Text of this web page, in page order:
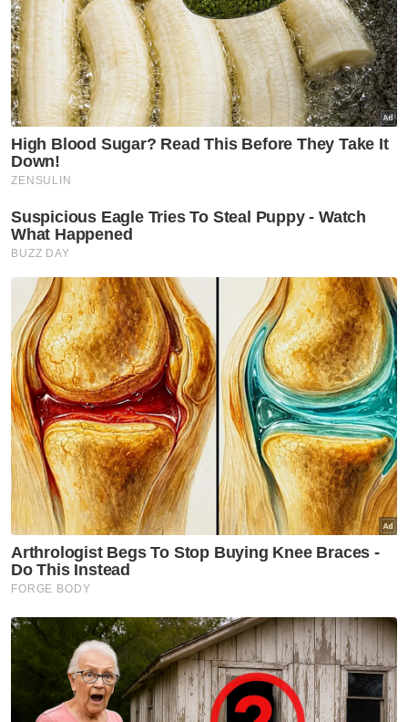
Dibelasah
Australia
Mohamed Salah sertai
Trabzonspor, terima €17 juta
semusim
Sukan
Jasa Darshan diiktiraf
Thailand
Sukan
Dua jaguh, satu impian di
Sukan Asia 2026
Sukan
Sukan Asia 2026: Eain Yow,
buru tiket ke LA28